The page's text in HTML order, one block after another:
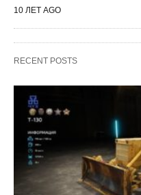
10 ЛЕТ AGO
RECENT POSTS